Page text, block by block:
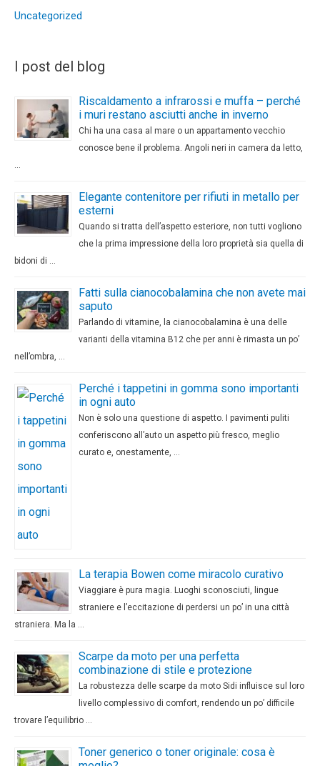
Uncategorized
I post del blog
Riscaldamento a infrarossi e muffa – perché
i muri restano asciutti anche in inverno
Chi ha una casa al mare o un appartamento vecchio
conosce bene il problema. Angoli neri in camera da letto,
…
Elegante contenitore per rifiuti in metallo per
esterni
Quando si tratta dell’aspetto esteriore, non tutti vogliono
che la prima impressione della loro proprietà sia quella di
bidoni di …
Fatti sulla cianocobalamina che non avete mai
saputo
Parlando di vitamine, la cianocobalamina è una delle
varianti della vitamina B12 che per anni è rimasta un po’
nell’ombra, …
Perché i tappetini in gomma sono importanti
in ogni auto
Non è solo una questione di aspetto. I pavimenti puliti
conferiscono all’auto un aspetto più fresco, meglio
curato e, onestamente, …
La terapia Bowen come miracolo curativo
Viaggiare è pura magia. Luoghi sconosciuti, lingue
straniere e l’eccitazione di perdersi un po’ in una città
straniera. Ma la …
Scarpe da moto per una perfetta
combinazione di stile e protezione
La robustezza delle scarpe da moto Sidi influisce sul loro
livello complessivo di comfort, rendendo un po’ difficile
trovare l’equilibrio …
Toner generico o toner originale: cosa è